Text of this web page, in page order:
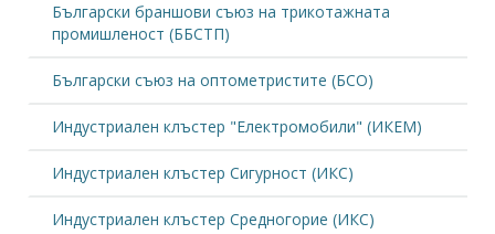
Български браншови съюз на трикотажната
промишленост (ББСТП)
Български съюз на оптометристите (БСО)
Индустриален клъстер "Електромобили" (ИКЕМ)
Индустриален клъстер Сигурност (ИКС)
Индустриален клъстер Средногорие (ИКС)